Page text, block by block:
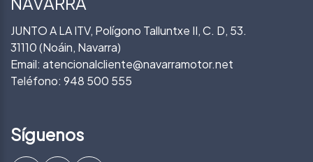
JUNTO A LA ITV, Polígono Talluntxe II, C. D, 53.
31110 (Noáin, Navarra)
Email: atencionalcliente@navarramotor.net
Teléfono: 948 500 555
Síguenos